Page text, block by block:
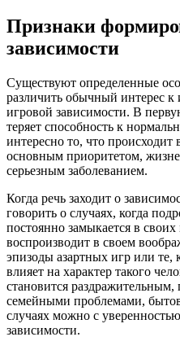
Признаки
зависимости
Существуют определенные
различить обычный интерес
игровой зависимости. В
теряет способность к
интересно то, что происходит
основным приоритетом,
серьезным заболеванием.
Когда речь заходит о
говорить о случаях, когда
постоянно замыкается в
воспроизводит в своем
эпизоды азартных игр или те,
влияет на характер такого
становится раздражительным,
семейными проблемами,
случаях можно с
зависимости.